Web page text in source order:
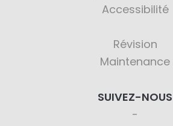
Accessibilité
Révision
Maintenance
SUIVEZ-NOUS